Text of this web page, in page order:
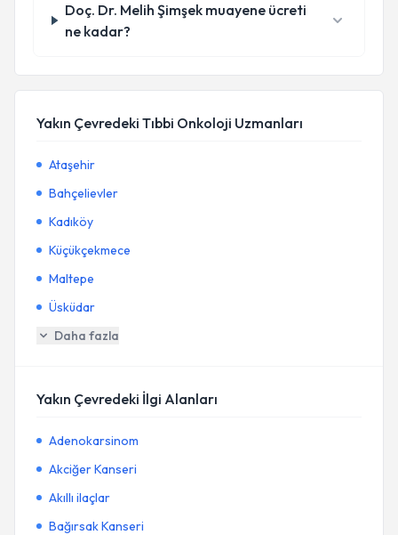
Doç. Dr. Melih Şimşek muayene ücreti
ne kadar?
Yakın Çevredeki Tıbbi Onkoloji Uzmanları
Ataşehir
Bahçelievler
Kadıköy
Küçükçekmece
Maltepe
Üsküdar
Daha fazla
Yakın Çevredeki İlgi Alanları
Adenokarsinom
Akciğer Kanseri
Akıllı ilaçlar
Bağırsak Kanseri